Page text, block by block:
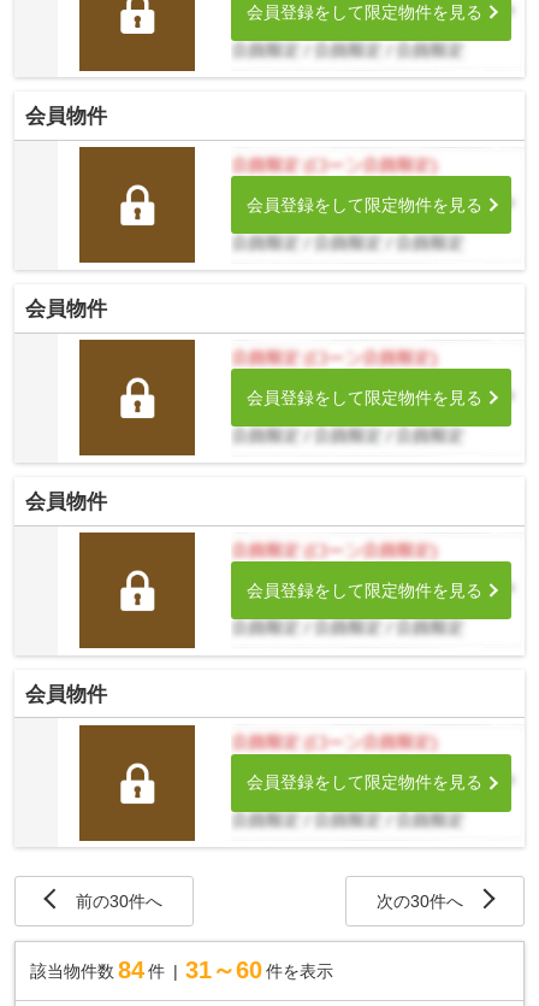
会員登録をして限定物件を見る
会員物件
会員登録をして限定物件を見る
会員物件
会員登録をして限定物件を見る
会員物件
会員登録をして限定物件を見る
会員物件
会員登録をして限定物件を見る
前の30件へ 次の30件へ
該当物件数 84件 31～60 件を表示